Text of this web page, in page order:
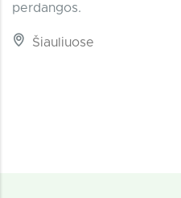
perdangos.
Šiauliuose